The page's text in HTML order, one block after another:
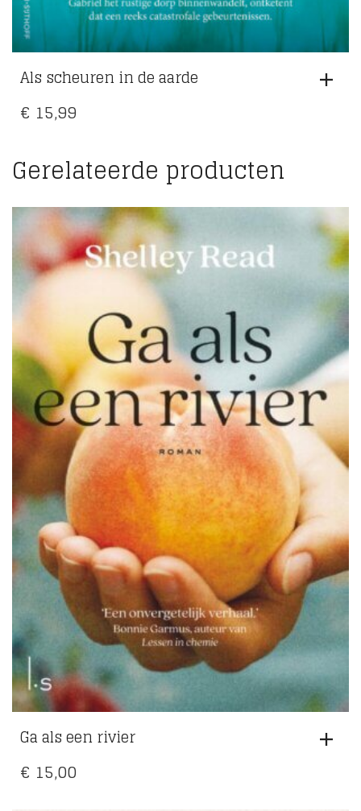
Als scheuren in de aarde
€ 15,99
Gerelateerde producten
Ga als een rivier
€ 15,00